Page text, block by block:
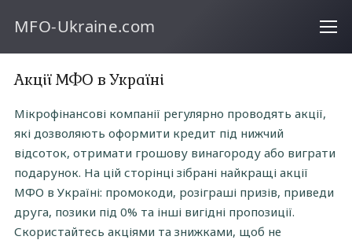
MFO-Ukraine.com
Акції МФО в Україні
Мікрофінансові компанії регулярно проводять акції,
які дозволяють оформити кредит під нижчий
відсоток, отримати грошову винагороду або виграти
подарунок. На цій сторінці зібрані найкращі акції
МФО в Україні: промокоди, розіграші призів, приведи
друга, позики під 0% та інші вигідні пропозиції.
Скористайтесь акціями та знижками, щоб не